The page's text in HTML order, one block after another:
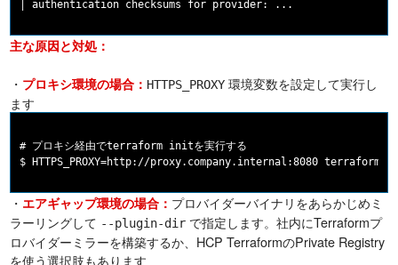
主な原因と対処：
・ プロキシ環境の場合： HTTPS_PROXY 環境変数を設定して実行し
ます
# プロキシ経由でterraform initを実行する
・ エアギャップ環境の場合： プロバイダーバイナリをあらかじめミ
ラーリングして --plugin-dir で指定します。社内にTerraformプ
ロバイダーミラーを構築するか、HCP TerraformのPrivate Registry
を使う選択肢もあります